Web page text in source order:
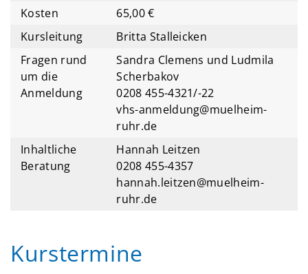
Kosten
65,00 €
Kursleitung
Britta Stalleicken
Fragen rund
um die
Anmeldung
Sandra Clemens und Ludmila
Scherbakov
0208 455-4321/-22
vhs-anmeldung@muelheim-
ruhr.de
Inhaltliche
Beratung
Hannah Leitzen
0208 455-4357
hannah.leitzen@muelheim-
ruhr.de
Kurstermine